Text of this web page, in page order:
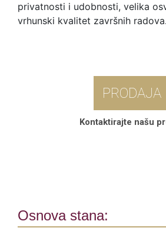
privatnosti i udobnosti, velika
vrhunski kvalitet završnih radova.
PRODAJA
Kontaktirajte našu
Osnova stana: